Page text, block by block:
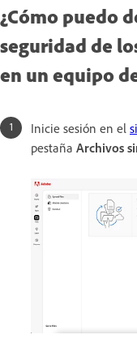
¿Cómo puedo
seguridad de
en un equipo
Inicie sesión en el
pestaña Archivos